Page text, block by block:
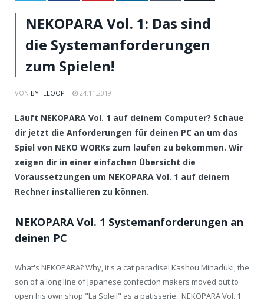
NEKOPARA Vol. 1: Das sind
die Systemanforderungen
zum Spielen!
VON BYTELOOP 24.11.2019
Läuft NEKOPARA Vol. 1 auf deinem Computer? Schaue
dir jetzt die Anforderungen für deinen PC an um das
Spiel von NEKO WORKs zum laufen zu bekommen. Wir
zeigen dir in einer einfachen Übersicht die
Voraussetzungen um NEKOPARA Vol. 1 auf deinem
Rechner installieren zu können.
NEKOPARA Vol. 1 Systemanforderungen an
deinen PC
What's NEKOPARA? Why, it's a cat paradise! Kashou Minaduki, the
son of a long line of Japanese confection makers moved out to
open his own shop "La Soleil" as a patisserie.. NEKOPARA Vol. 1